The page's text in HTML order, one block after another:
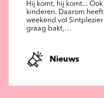
Hij komt, hij komt...
kinderen. Daarom
weekend vol
graag bakt,…
Nieuws